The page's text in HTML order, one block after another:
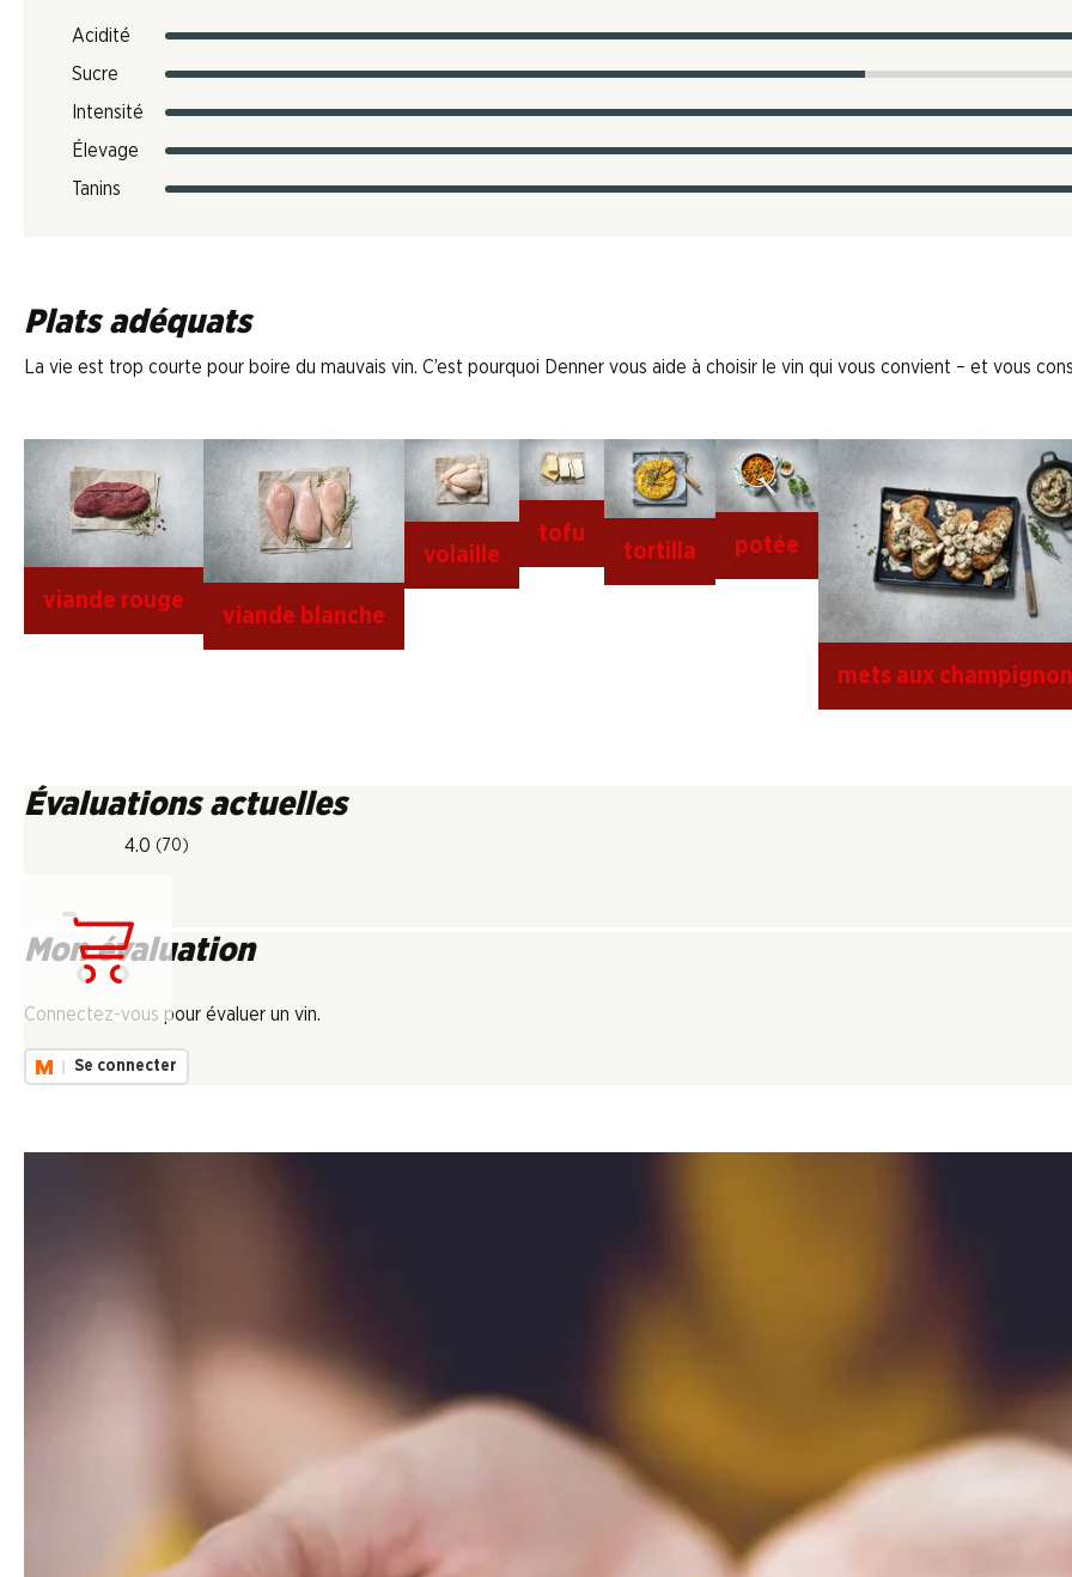
Acidité
Sucre
Intensité
Élevage
Tanins
Plats adéquats
La vie est trop courte pour boire du mauvais vin. C’est pourquoi Denner vous aide à choisir le vin qui vous convient – et vous
viande rouge
viande blanche
volaille
tofu
tortilla potée
mets aux
Évaluations actuelles
4.0 (70)
Mon évaluation
Connectez-vous pour évaluer un vin.
Se connecter